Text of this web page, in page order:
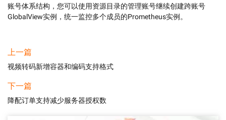
账号体系结构，您可以使用资源目录的管理账号继续创建跨账号
GlobalView实例，统一监控多个成员的Prometheus实例。
上一篇
视频转码新增容器和编码支持格式
下一篇
降配订单支持减少服务器授权数